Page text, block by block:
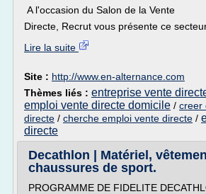
A l'occasion du Salon de la Vente
Directe, Recrut vous présente ce
Lire la suite
Site : http://www.en-alternance.com
Thèmes liés : entreprise vente
emploi vente directe domicile / creer
directe / cherche emploi vente directe /
directe
Decathlon | Matériel,
chaussures de sport.
PROGRAMME DE FIDELITE